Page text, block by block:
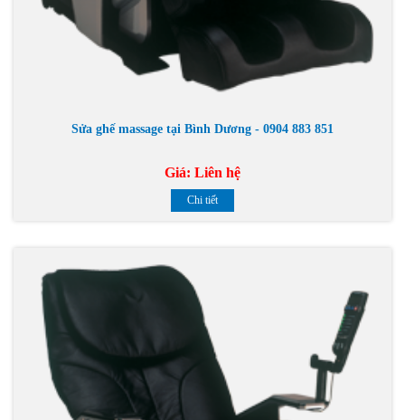
Sửa ghế massage tại Bình Dương - 0904 883 851
Giá: Liên hệ
Chi tiết